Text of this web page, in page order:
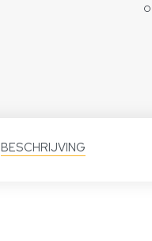
BESCHRIJVING